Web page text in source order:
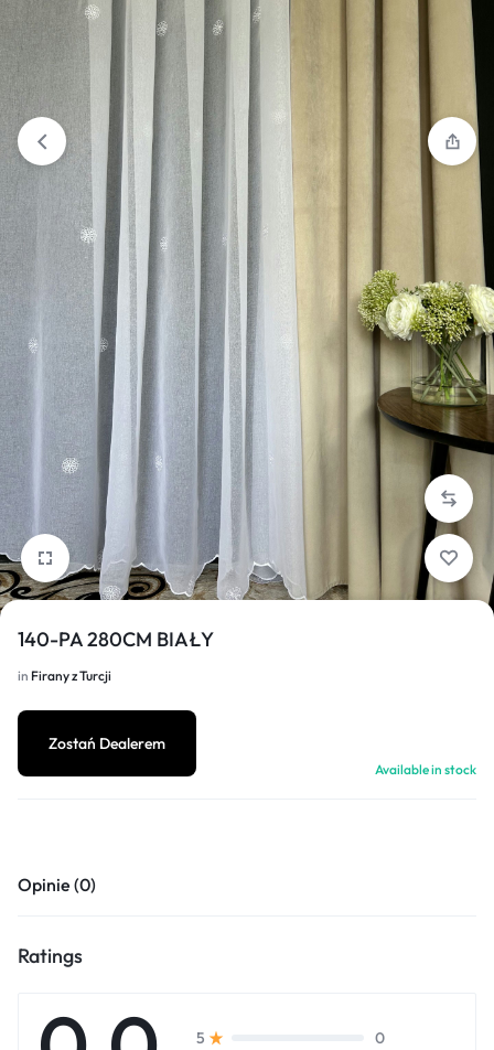
Compare
“140-PA 280CM BIAŁY” has been added to the
compare list
140-PA 280CM BIAŁY
in Firany z Turcji
Zostań Dealerem
Available in stock
Opinie (0)
Ratings
5
0